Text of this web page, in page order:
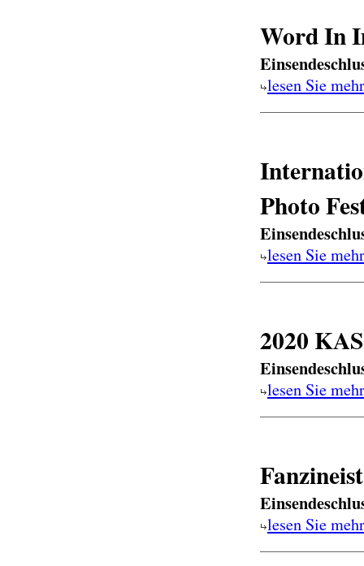
Word In
lesen Sie mehr
Photo
lesen Sie mehr
2020
lesen Sie mehr
lesen Sie mehr